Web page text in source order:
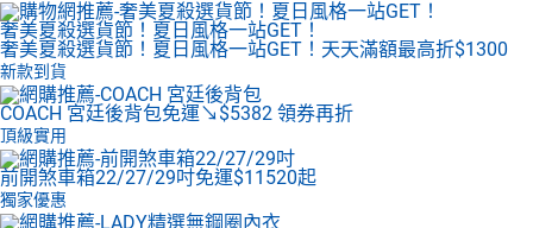
奢美夏殺選貨節！夏日風格一站GET！
奢美夏殺選貨節！夏日風格一站GET！天天滿額最高折$1300
新款到貨
COACH 宮廷後背包免運↘$5382 領券再折
頂級實用
前開煞車箱22/27/29吋免運$11520起
獨家優惠